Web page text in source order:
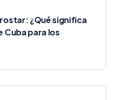
¿Qué significa
Cuba para los